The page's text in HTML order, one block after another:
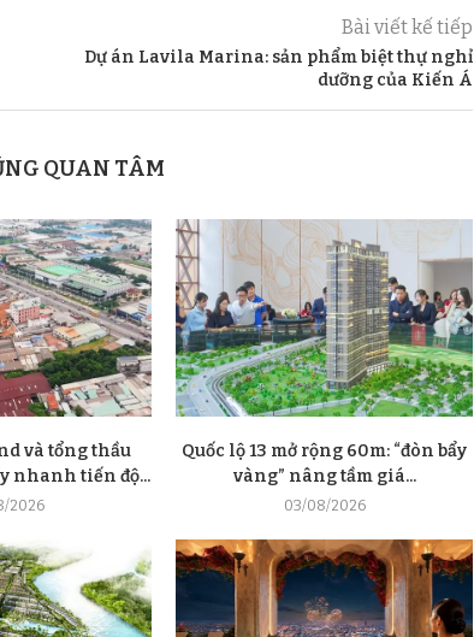
Bài viết kế tiếp
Dự án Lavila Marina: sản phẩm biệt thự nghỉ
dưỡng của Kiến Á
QUAN TÂM
và tổng thầu
nhanh tiến độ...
2026
Quốc lộ 13 mở rộng 60m: “đòn bẩy
vàng” nâng tầm giá...
03/08/2026